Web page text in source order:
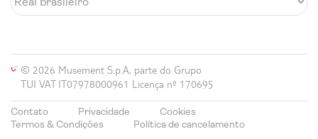
© 2026 Musement S.p.A, parte do Grupo
TUI VAT IT07978000961 Licença nº 170695
Contato Privacidade
Cookies
Termos & Condições
Política de cancelamento